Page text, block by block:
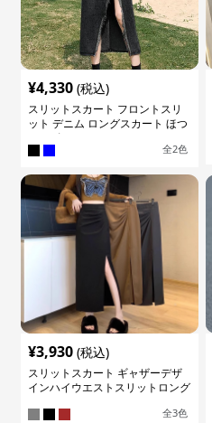
¥4,330 (税込)
スリットスカート フロントスリ
ット デニム ロングスカート ほつ
れデザイン
全2色
¥3,930 (税込)
スリットスカート ギャザーデザ
インハイウエストスリットロング
全3色